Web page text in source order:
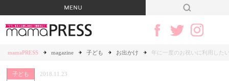
mamaPRESS magazine 子ども お出かけ 年に一度のお祝いに利用した
子ども 2018.11.23